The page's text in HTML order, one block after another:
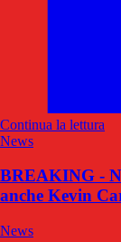
Continua la lettura
News
BREAKING -
anche Kevin
News